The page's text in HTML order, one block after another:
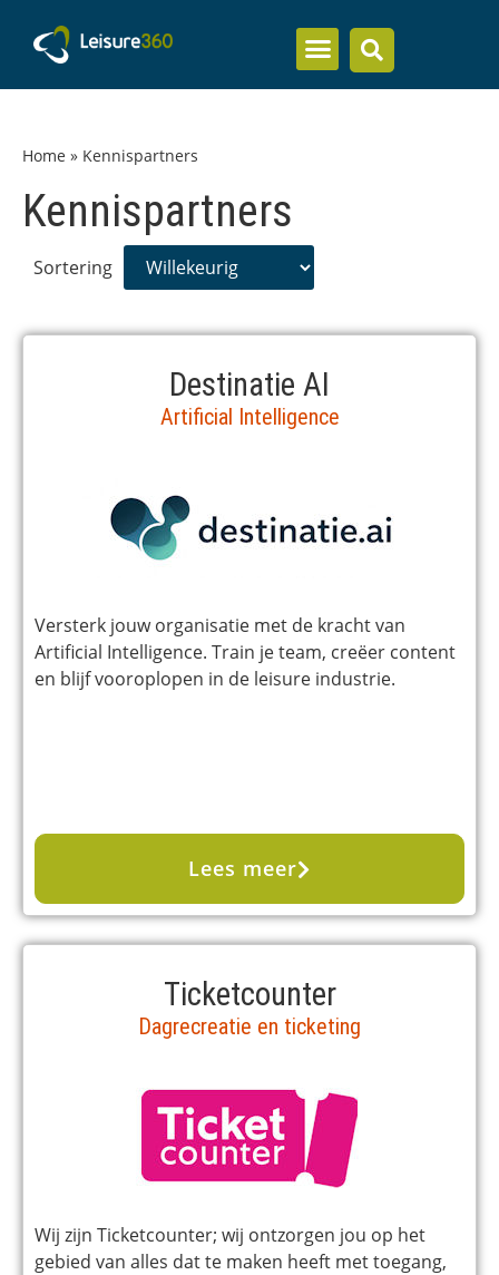
Home » Kennispartners
Kennispartners
Sortering
Destinatie AI
Artificial Intelligence
Versterk jouw organisatie met de kracht van
Artificial Intelligence. Train je team, creëer content
en blijf vooroplopen in de leisure industrie.
Lees meer
Ticketcounter
Dagrecreatie en ticketing
Wij zijn Ticketcounter; wij ontzorgen jou op het
gebied van alles dat te maken heeft met toegang,